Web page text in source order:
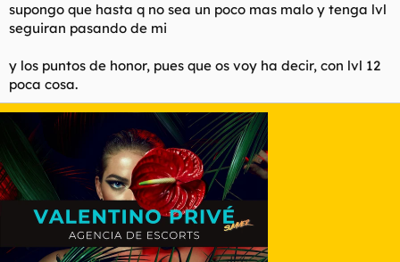
supongo que hasta q no sea un poco mas malo y tenga lvl
seguiran pasando de mi
y los puntos de honor, pues que os voy ha decir, con lvl 12
poca cosa.